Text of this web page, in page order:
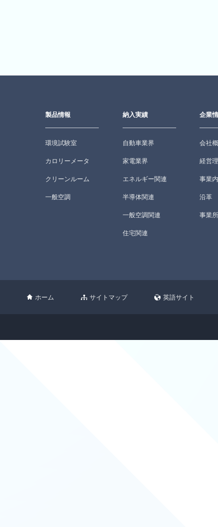
製品情報
環境試験室
カロリーメータ
クリーンルーム
一般空調
納入実績
自動車業界
家電業界
エネルギー関連
半導体関連
一般空調関連
住宅関連
企業
会社
経営
事業
沿革
事業
ホーム サイトマップ 英語サイト